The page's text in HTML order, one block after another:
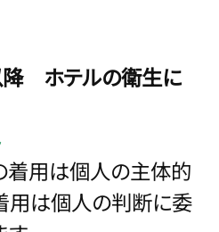
降 ホテルの衛生に
着用は個人の主体的
用は個人の判断に委